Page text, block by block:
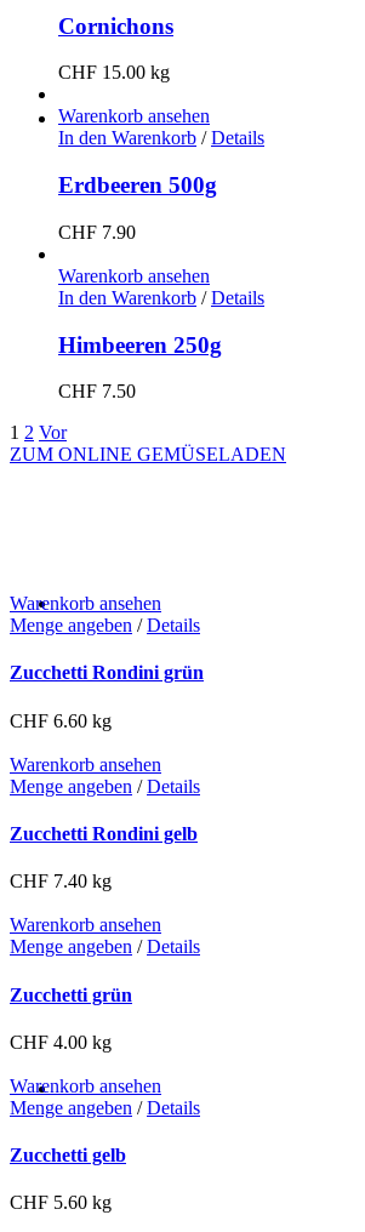
Cornichons
CHF 15.00 kg
Warenko­rb anse­hen
In den Warenko­rb / Details
Erdbeeren 500g
CHF 7.90
Warenko­rb anse­hen
In den Warenko­rb / Details
Himbeeren 250g
CHF 7.50
1 2 Vor
ZUM ONLINE GEMÜSELADEN
Warenko­rb anse­hen
Menge angeben / Details
Zucchetti Rondini grün
CHF 6.60 kg
Warenko­rb anse­hen
Menge angeben / Details
Zucchetti Rondini gelb
CHF 7.40 kg
Warenko­rb anse­hen
Menge angeben / Details
Zucchetti grün
CHF 4.00 kg
Warenko­rb anse­hen
Menge angeben / Details
Zucchetti gelb
CHF 5.60 kg